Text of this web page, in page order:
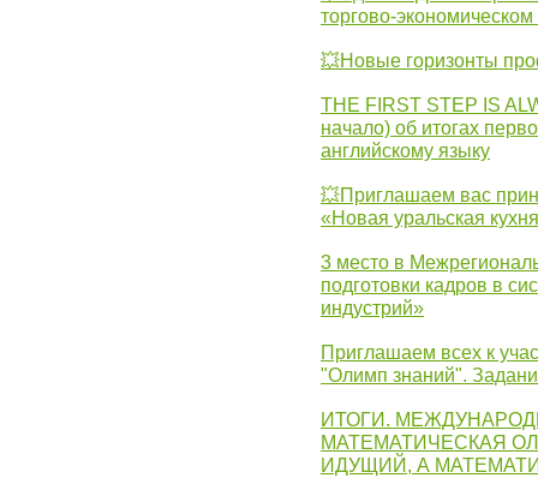
торгово-
💥Новые горизонты
THE FIRST STEP IS
начало) об итогах
английскому языку
💥Приглашаем вас
«Новая уральская
3 место в
подготовки кадров в
индустрий»
Приглашаем всех к
"Олимп знаний".
ИТОГИ.
МАТЕМАТИЧЕСКАЯ
ИДУЩИЙ, А